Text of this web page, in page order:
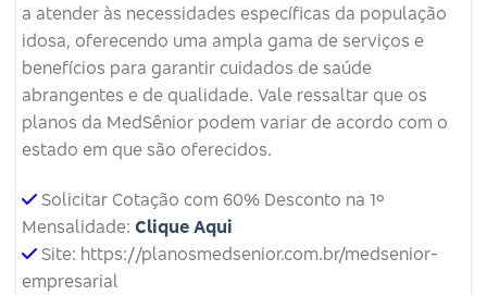
a atender às necessidades específicas da população
idosa, oferecendo uma ampla gama de serviços e
benefícios para garantir cuidados de saúde
abrangentes e de qualidade. Vale ressaltar que os
planos da MedSênior podem variar de acordo com o
estado em que são oferecidos.
Solicitar Cotação com 60% Desconto na 1º
Mensalidade: Clique Aqui
Site: https://planosmedsenior.com.br/medsenior-
empresarial